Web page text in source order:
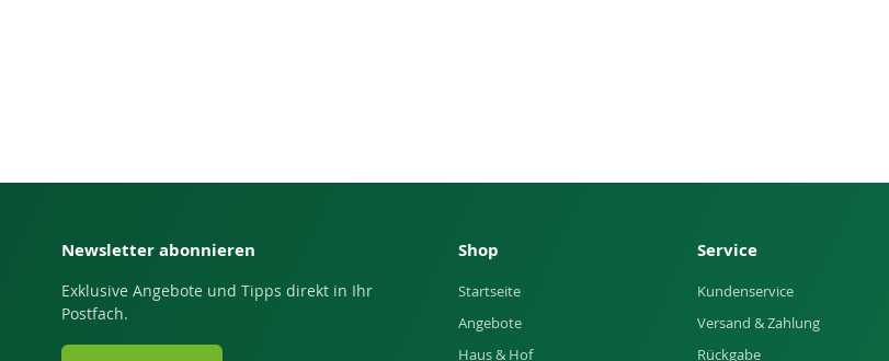
Newsletter abonnieren
Exklusive Angebote und Tipps direkt in Ihr
Postfach.
Shop
Startseite
Angebote
Haus & Hof
Service
Kundenservice
Versand & Zahlung
Rückgabe